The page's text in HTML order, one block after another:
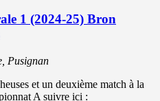
1 (2024-25) Bron
Pusignan
et un deuxième match à la
A suivre ici :